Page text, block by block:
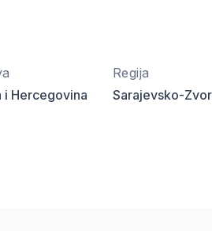
i Hercegovina
Regija
Sarajevsko-